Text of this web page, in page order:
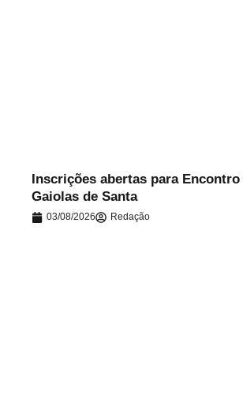
Inscrições abertas para Encontro
Gaiolas de Santa
03/08/2026 Redação